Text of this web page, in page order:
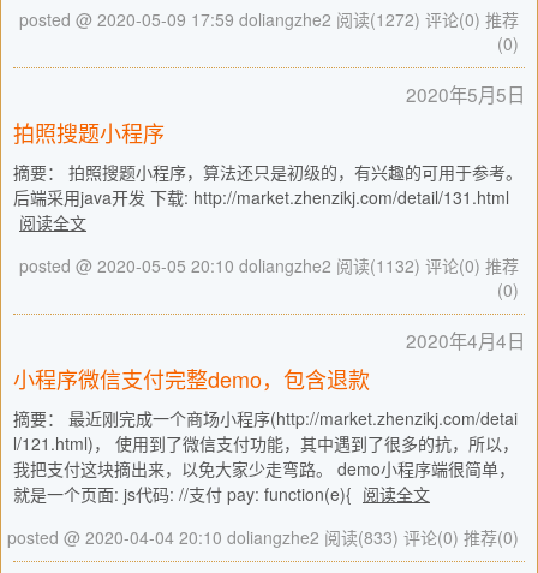
posted @ 2020-05-09 17:59 doliangzhe2 阅读(1272) 评论(0) 推荐
(0)
2020年5月5日
拍照搜题小程序
摘要： 拍照搜题小程序，算法还只是初级的，有兴趣的可用于参考。
后端采用java开发 下载: http://market.zhenzikj.com/detail/131.html
阅读全文
posted @ 2020-05-05 20:10 doliangzhe2 阅读(1132) 评论(0) 推荐
(0)
2020年4月4日
小程序微信支付完整demo，包含退款
摘要： 最近刚完成一个商场小程序(http://market.zhenzikj.com/detai
l/121.html)， 使用到了微信支付功能，其中遇到了很多的抗，所以，
我把支付这块摘出来，以免大家少走弯路。 demo小程序端很简单，
就是一个页面: js代码: //支付 pay: function(e){ 阅读全文
posted @ 2020-04-04 20:10 doliangzhe2 阅读(833) 评论(0) 推荐(0)